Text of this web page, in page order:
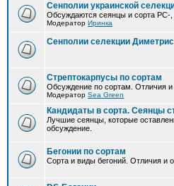
Сенполии украинской
Обсуждаются сеянцы и сорта РС-,
Модератор Иринка
Сенполии селекции Диметрис
Стрептокарпусы по сортам
Обсуждение по сортам. Отличия и
Модератор Sea Green
Кандидаты в сорта. Сеянцы
Лучшие сеянцы, которые
обсуждение.
Бегонии по сортам
Сорта и виды бегоний. Отличия и